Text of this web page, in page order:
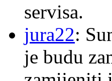
servisa.
jura22:
je budu